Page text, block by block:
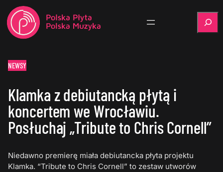
NEWSY
Klamka z debiutancką płytą i
koncertem we Wrocławiu.
Posłuchaj „Tribute to Chris Cornell”
Niedawno premierę miała debiutancka płyta projektu
Klamka. “Tribute to Chris Cornell” to zestaw utworów